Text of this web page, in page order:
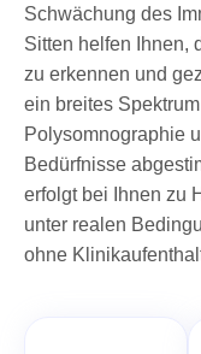
Schwächung des
Sitten helfen Ihnen,
zu erkennen und
ein breites
Polysomnographie
Bedürfnisse
erfolgt bei Ihnen zu
unter realen
ohne